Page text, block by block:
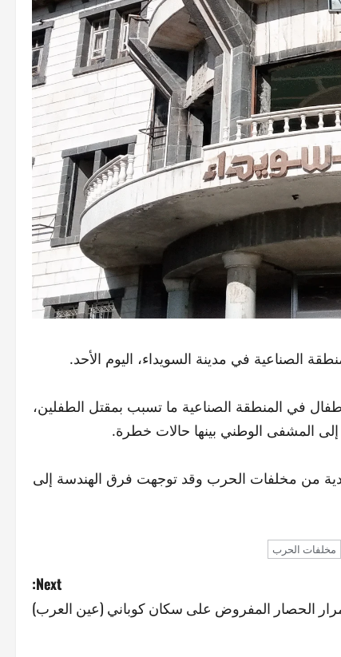
الصناعية في مدينة السويداء، اليوم الأحد.
في المنطقة الصناعية ما تسبب بمقتل الطفلين،
المشفى الوطني بينها حالات خطرة.
من مخلفات الحرب وقد توجهت فرق الهندسة إلى
مخلفات الحرب
Next:
الحصار المفروض على سكان كوباني (عين العرب)